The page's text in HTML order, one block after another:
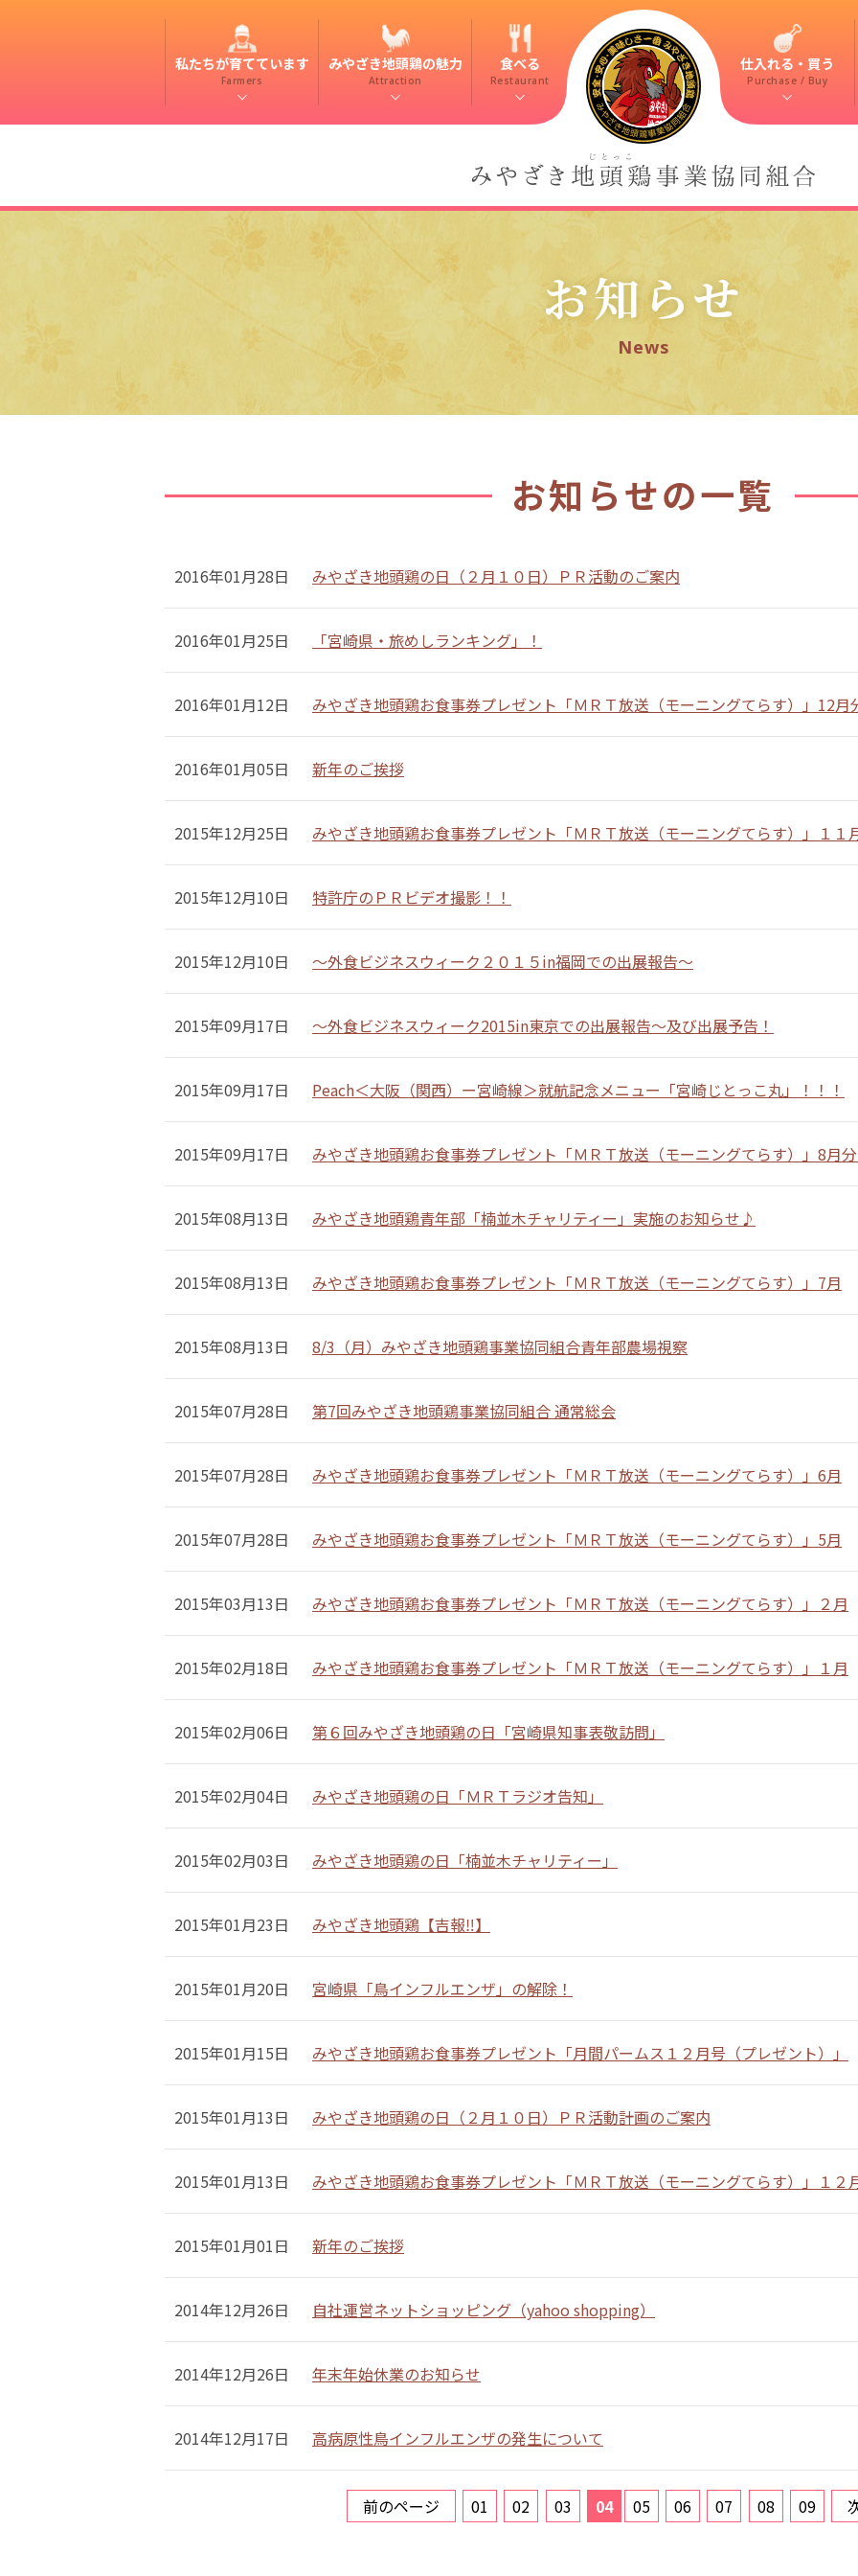
私たちが育てています
Farmers
みやざき地頭鶏の魅力
Attraction
食べる
Restaurant
仕入れる・買う
Purchase / Buy
お知らせ
News
お知らせの一覧
2016年01月28日 みやざき地頭鶏の日（２月１０日）ＰＲ活動のご案内
2016年01月25日 「宮崎県・旅めしランキング」！
2016年01月12日 みやざき地頭鶏お食事券プレゼント「ＭＲＴ放送（モーニングてらす）」12月
2016年01月05日 新年のご挨拶
2015年12月25日 みやざき地頭鶏お食事券プレゼント「ＭＲＴ放送（モーニングてらす）」１１
2015年12月10日 特許庁のＰＲビデオ撮影！！
2015年12月10日 ～外食ビジネスウィーク２０１５in福岡での出展報告～
2015年09月17日 ～外食ビジネスウィーク2015in東京での出展報告～及び出展予告！
2015年09月17日 Peach＜大阪（関西）ー宮崎線＞就航記念メニュー「宮崎じとっこ丸」！！！
2015年09月17日 みやざき地頭鶏お食事券プレゼント「ＭＲＴ放送（モーニングてらす）」8月分
2015年08月13日 みやざき地頭鶏青年部「楠並木チャリティー」実施のお知らせ♪
2015年08月13日 みやざき地頭鶏お食事券プレゼント「ＭＲＴ放送（モーニングてらす）」7月
2015年08月13日 8/3（月）みやざき地頭鶏事業協同組合青年部農場視察
2015年07月28日 第7回みやざき地頭鶏事業協同組合 通常総会
2015年07月28日 みやざき地頭鶏お食事券プレゼント「ＭＲＴ放送（モーニングてらす）」6月
2015年07月28日 みやざき地頭鶏お食事券プレゼント「ＭＲＴ放送（モーニングてらす）」5月
2015年03月13日 みやざき地頭鶏お食事券プレゼント「ＭＲＴ放送（モーニングてらす）」２月
2015年02月18日 みやざき地頭鶏お食事券プレゼント「ＭＲＴ放送（モーニングてらす）」１月
2015年02月06日 第６回みやざき地頭鶏の日「宮崎県知事表敬訪問」
2015年02月04日 みやざき地頭鶏の日「ＭＲＴラジオ告知」
2015年02月03日 みやざき地頭鶏の日「楠並木チャリティー」
2015年01月23日 みやざき地頭鶏【吉報‼︎】
2015年01月20日 宮崎県「鳥インフルエンザ」の解除！
2015年01月15日 みやざき地頭鶏お食事券プレゼント「月間パームス１２月号（プレゼント）」
2015年01月13日 みやざき地頭鶏の日（２月１０日）ＰＲ活動計画のご案内
2015年01月13日 みやざき地頭鶏お食事券プレゼント「ＭＲＴ放送（モーニングてらす）」１２
2015年01月01日 新年のご挨拶
2014年12月26日 自社運営ネットショッピング（yahoo shopping）
2014年12月26日 年末年始休業のお知らせ
2014年12月17日 高病原性鳥インフルエンザの発生について
前のページ 01 02 03 04 05 06 07 08 09